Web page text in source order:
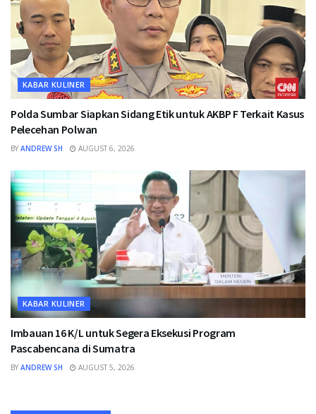
KABAR KULINER
Polda Sumbar Siapkan Sidang Etik untuk AKBP F Terkait Kasus
Pelecehan Polwan
BY ANDREW SH AUGUST 6, 2026
KABAR KULINER
Imbauan 16 K/L untuk Segera Eksekusi Program
Pascabencana di Sumatra
BY ANDREW SH AUGUST 5, 2026